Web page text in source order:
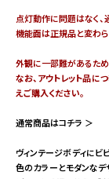
点灯動作に問題はなく、
機能面は正規品と変わら
外観に一部難があるため
なお、アウトレット品に
えご購入ください。
通常商品はコチラ ＞
ヴィンテージボディにビ
色のカラーとモダンなデ